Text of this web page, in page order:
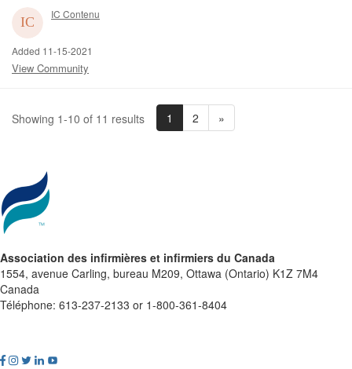
IC Contenu
Added 11-15-2021
View Community
Showing 1-10 of 11 results 1 2 »
Association des infirmières et infirmiers du Canada
1554, avenue Carling, bureau M209, Ottawa (Ontario) K1Z 7M4
Canada
Téléphone: 613-237-2133 or 1-800-361-8404